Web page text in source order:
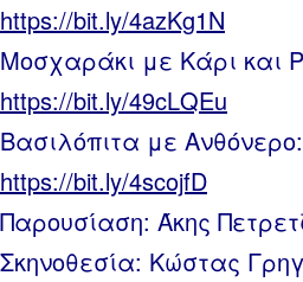
https://bit.ly/4azKg1N
Μοσχαράκι με Κάρι και
https://bit.ly/49cLQEu
Βασιλόπιτα με Ανθόνερο:
https://bit.ly/4scojfD
Παρουσίαση: Άκης
Σκηνοθεσία: Κώστας